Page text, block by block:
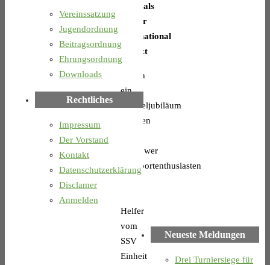
erstmals
wieder
international
besetzt
Gleich
ein
Doppeljubiläum
bereiten
Teterower
Boxsportenthusiasten
Helfer
vom
SSV
Einheit
Vereinssatzung
Jugendordnung
Beitragsordnung
Ehrungsordnung
Downloads
Rechtliches
Impressum
Der Vorstand
Kontakt
Datenschutzerklärung
Disclamer
Anmelden
Neueste Meldungen
Drei Turniersiege für